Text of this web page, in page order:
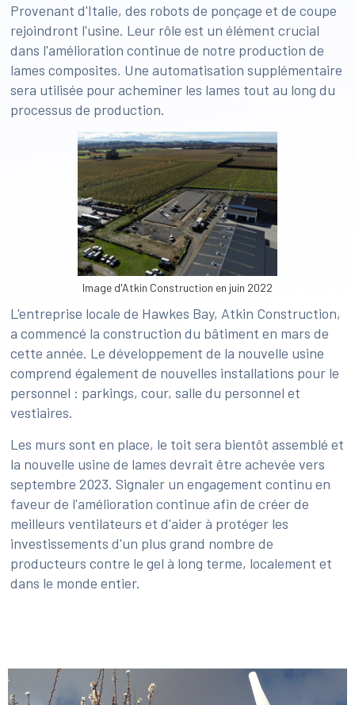
Provenant d'Italie, des robots de ponçage et de coupe
rejoindront l'usine. Leur rôle est un élément crucial
dans l'amélioration continue de notre production de
lames composites. Une automatisation supplémentaire
sera utilisée pour acheminer les lames tout au long du
processus de production.
Image d'Atkin Construction en juin 2022
L'entreprise locale de Hawkes Bay, Atkin Construction,
a commencé la construction du bâtiment en mars de
cette année. Le développement de la nouvelle usine
comprend également de nouvelles installations pour le
personnel : parkings, cour, salle du personnel et
vestiaires.
Les murs sont en place, le toit sera bientôt assemblé et
la nouvelle usine de lames devrait être achevée vers
septembre 2023. Signaler un engagement continu en
faveur de l'amélioration continue afin de créer de
meilleurs ventilateurs et d'aider à protéger les
investissements d'un plus grand nombre de
producteurs contre le gel à long terme, localement et
dans le monde entier.